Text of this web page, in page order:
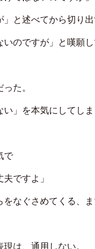
」と述べてから切り出
いのですが」と嘆願し
た。
い」を本気にしてしま
で
夫ですよ」
なぐさめてくる、ま
は、通用しない。